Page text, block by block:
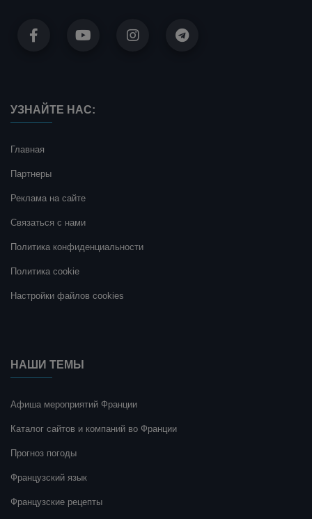
УЗНАЙТЕ НАС:
Главная
Партнеры
Реклама на сайте
Связаться с нами
Политика конфиденциальности
Политика cookie
Настройки файлов cookies
НАШИ ТЕМЫ
Афиша мероприятий Франции
Каталог сайтов и компаний во Франции
Прогноз погоды
Французский язык
Французские рецепты